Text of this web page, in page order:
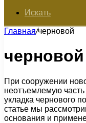
Искать
Главная/черновой
черновой
При сооружении
неотъемлемую
укладка чернового
статье мы
основания и